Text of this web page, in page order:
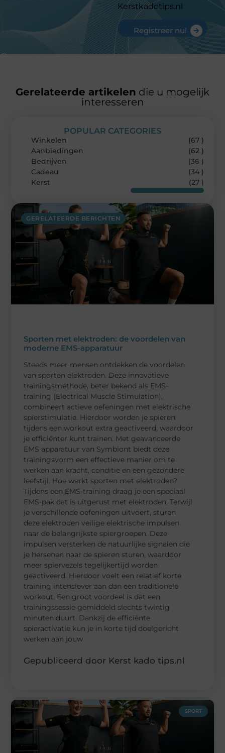
Kerstkadotips.nl
Registreer nu!
Gerelateerde artikelen die u mogelijk
interesseren
GERELATEERDE BERICHTEN
Sporten met elektroden: de voordelen van
moderne EMS-apparatuur
Steeds meer mensen ontdekken de voordelen
van sporten elektroden. Deze innovatieve
trainingsmethode, beter bekend als EMS-
training (Electrical Muscle Stimulation),
combineert actieve oefeningen met elektrische
spierstimulatie. Hierdoor worden je spieren
tijdens een workout extra geactiveerd, waardoor
je efficiënter kunt trainen. Met geavanceerde
EMS apparatuur van Symbiont biedt deze
trainingsvorm een effectieve manier om te
werken aan kracht, conditie en een gezondere
leefstijl. Hoe werkt sporten met elektroden?
Tijdens een EMS-training draag je een speciaal
EMS-pak dat is uitgerust met elektroden. Terwijl
je verschillende oefeningen uitvoert, sturen
deze elektroden veilige elektrische impulsen
naar de belangrijkste spiergroepen. Deze
impulsen versterken de natuurlijke signalen die
je hersenen naar de spieren sturen, waardoor
meer spiervezels tegelijkertijd worden
geactiveerd. Hierdoor voelt een relatief korte
training intensiever aan dan een traditionele
workout. Een groot voordeel is dat een
trainingssessie gemiddeld slechts twintig
minuten duurt. Dankzij de efficiënte
spieractivatie kun je in korte tijd doelgericht
werken aan jouw
Gepubliceerd door Kerst kado tips.nl
POPULAR CATEGORIES
Winkelen
(67 )
Aanbiedingen
(62 )
Bedrijven
(36 )
Cadeau
(34 )
Kerst
(27 )
SPORT